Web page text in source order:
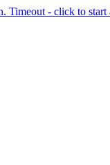
Timeout - click to start